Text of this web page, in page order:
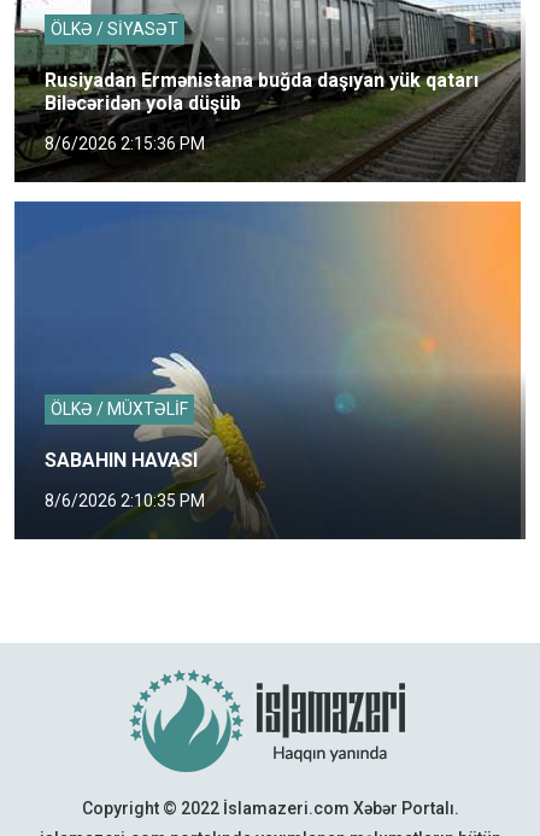
ÖLKƏ / SİYASƏT
Rusiyadan Ermənistana buğda daşıyan yük qatarı
Biləcəridən yola düşüb
8/6/2026 2:15:36 PM
ÖLKƏ / MÜXTƏLİF
SABAHIN HAVASI
8/6/2026 2:10:35 PM
Copyright © 2022 İslamazeri.com Xəbər Portalı.